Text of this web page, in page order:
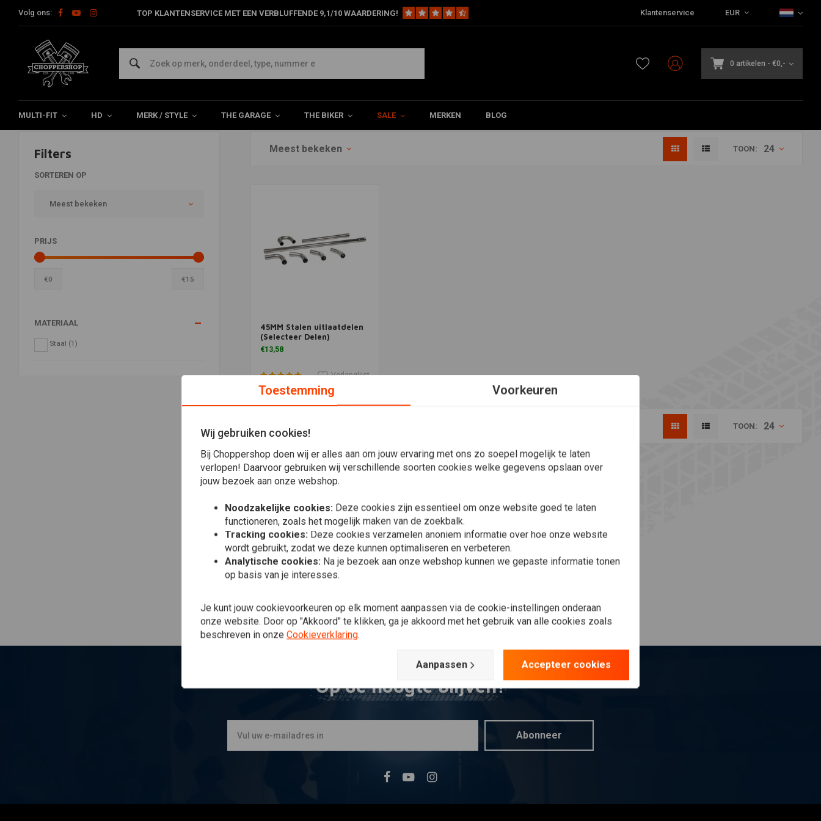
Volg ons: TOP KLANTENSERVICE MET EEN VERBLUFFENDE 9,1/10 WAARDERING! Klantenservice EUR
0 artikelen - €0,-
MULTI-FIT HD MERK / STYLE THE GARAGE THE BIKER SALE MERKEN BLOG
Producten getagd met Uitlaat delen
Home Tags Uitlaat delen
Filters
SORTEREN OP
Meest bekeken
PRIJS
€0 €15
MATERIAAL
Staal (1)
Meest bekeken TOON: 24
Toevoegen aan winkelwagen
45MM Stalen uitlaatdelen
(Selecteer Delen)
€13,58
Verlanglijst
Meest bekeken TOON: 24
Op de hoogte blijven?
Abonneer
Toestemming Voorkeuren
Wij gebruiken cookies!
Bij Choppershop doen wij er alles aan om jouw ervaring met ons zo soepel mogelijk te laten
verlopen! Daarvoor gebruiken wij verschillende soorten cookies welke gegevens opslaan over
jouw bezoek aan onze webshop.
Noodzakelijke cookies: Deze cookies zijn essentieel om onze website goed te laten
functioneren, zoals het mogelijk maken van de zoekbalk.
Tracking cookies: Deze cookies verzamelen anoniem informatie over hoe onze website
wordt gebruikt, zodat we deze kunnen optimaliseren en verbeteren.
Analytische cookies: Na je bezoek aan onze webshop kunnen we gepaste informatie tonen
op basis van je interesses.
Je kunt jouw cookievoorkeuren op elk moment aanpassen via de cookie-instellingen onderaan
onze website. Door op "Akkoord" te klikken, ga je akkoord met het gebruik van alle cookies zoals
beschreven in onze Cookieverklaring.
Aanpassen Accepteer cookies